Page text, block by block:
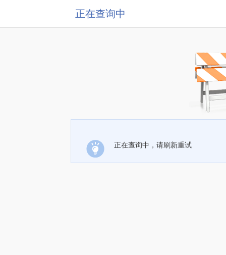
正在查询中
正在查询中，请刷新重试